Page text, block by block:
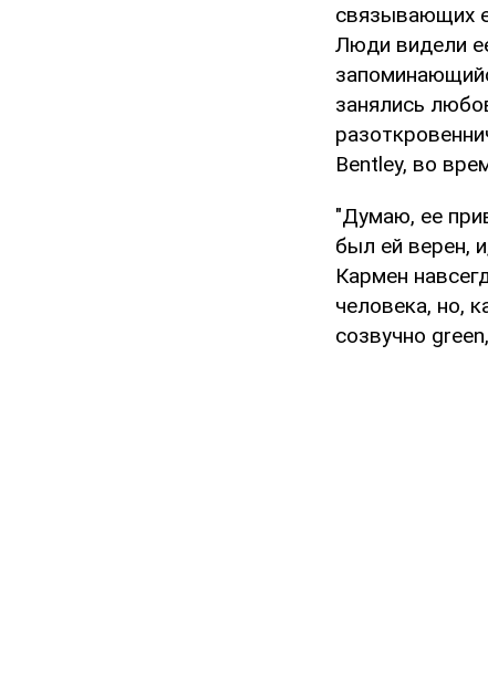
связывающих
Люди видели
занялись
Bentley, во
"Думаю, ее
был ей верен,
Кармен
человека, но,
созвучно